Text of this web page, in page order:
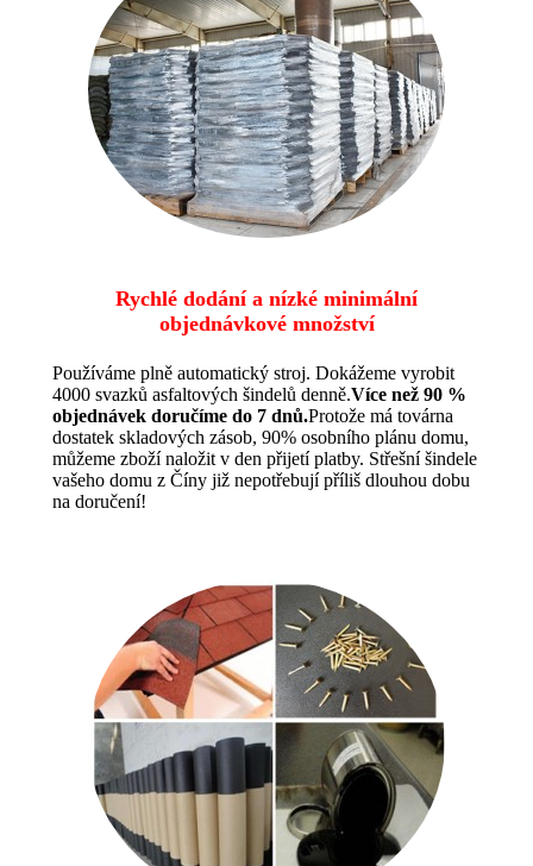
Rychlé dodání a nízké minimální
objednávkové množství
Používáme plně automatický stroj. Dokážeme vyrobit
4000 svazků asfaltových šindelů denně.Více než 90 %
objednávek doručíme do 7 dnů.Protože má továrna
dostatek skladových zásob, 90% osobního plánu domu,
můžeme zboží naložit v den přijetí platby. Střešní šindele
vašeho domu z Číny již nepotřebují příliš dlouhou dobu
na doručení!